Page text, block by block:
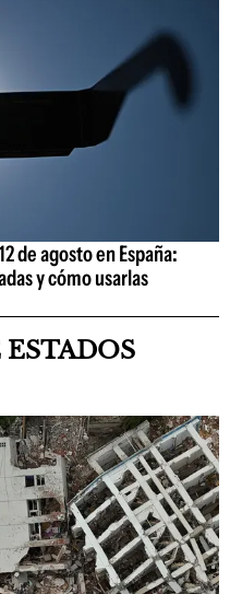
de agosto en España:
y cómo usarlas